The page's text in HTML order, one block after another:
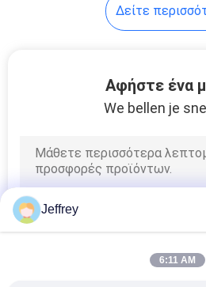
κενά ροδών
Κενά
Δείτε
Αφήστε ένα
We bellen je
Jeffrey
6:11 AM